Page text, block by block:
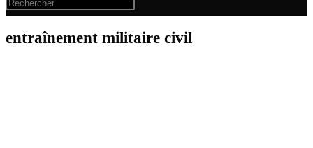
entraînement militaire civil